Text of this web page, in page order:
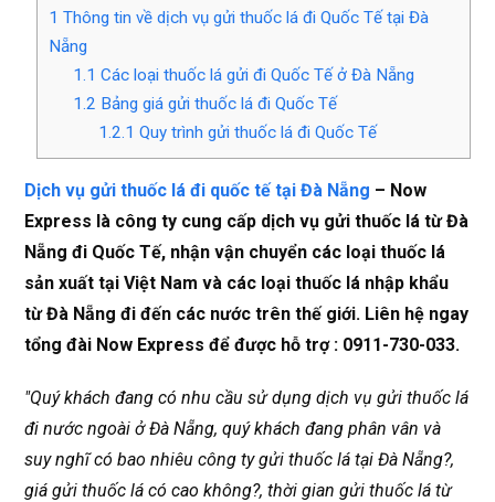
1 Thông tin về dịch vụ gửi thuốc lá đi Quốc Tế tại Đà
Nẵng
1.1 Các loại thuốc lá gửi đi Quốc Tế ở Đà Nẵng
1.2 Bảng giá gửi thuốc lá đi Quốc Tế
1.2.1 Quy trình gửi thuốc lá đi Quốc Tế
Dịch vụ gửi thuốc lá đi quốc tế tại Đà Nẵng – Now
Express là công ty cung cấp dịch vụ gửi thuốc lá từ Đà
Nẵng đi Quốc Tế, nhận vận chuyển các loại thuốc lá
sản xuất tại Việt Nam và các loại thuốc lá nhập khẩu
từ Đà Nẵng đi đến các nước trên thế giới. Liên hệ ngay
tổng đài Now Express để được hỗ trợ : 0911-730-033.
"Quý khách đang có nhu cầu sử dụng dịch vụ gửi thuốc lá
đi nước ngoài ở Đà Nẵng, quý khách đang phân vân và
suy nghĩ có bao nhiêu công ty gửi thuốc lá tại Đà Nẵng?,
giá gửi thuốc lá có cao không?, thời gian gửi thuốc lá từ